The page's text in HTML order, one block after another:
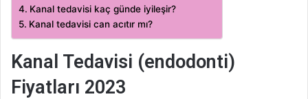
Kanal tedavisi kaç günde iyileşir?
Kanal tedavisi can acıtır mı?
Kanal Tedavisi (endodonti)
Fiyatları 2023